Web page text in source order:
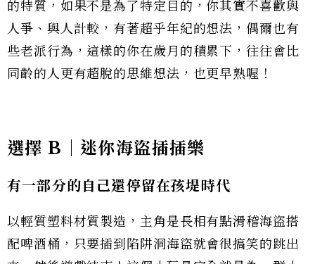
的特質，如果不是為了特定目的，你其實不喜歡與
人爭、與人計較，有著超乎年紀的想法，偶爾也有
些老派行為，這樣的你在歲月的積累下，往往會比
同齡的人更有超脫的思維想法，也更早熟喔！
選擇 B｜迷你海盜插插樂
有一部分的自己還停留在孩堤時代
以輕質塑料材質製造，主角是長相有點滑稽海盜搭
配啤酒桶，只要插到陷阱洞海盜就會很搞笑的跳出